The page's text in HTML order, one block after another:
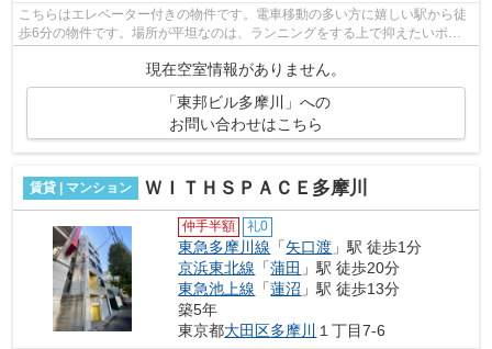
こちらはエレベーター付きの物件です。電車移動の多い方に嬉しい駅から徒
歩6分の物件です。場所が平坦なのは、ランニングをする上で抑えたいポイ
現在空室情報がありません。
「東邦ビル多摩川」への
お問い合わせはこちら
賃貸 | マンション ＷＩＴＨＳＰＡＣＥ多摩川
仲手半額 礼0
東急多摩川線 「矢口渡 」駅 徒歩1分
京浜東北線 「蒲田 」駅 徒歩20分
東急池上線 「蓮沼 」駅 徒歩13分
築5年
東京都大田区多摩川 １丁目7-6